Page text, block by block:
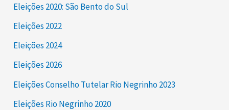
Eleições 2020: São Bento do Sul
Eleições 2022
Eleições 2024
Eleições 2026
Eleições Conselho Tutelar Rio Negrinho 2023
Eleições Rio Negrinho 2020